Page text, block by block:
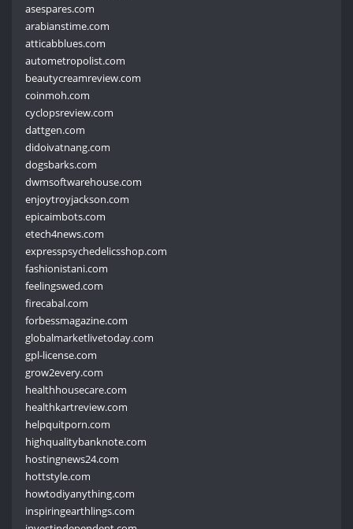
asespares.com
arabianstime.com
atticabblues.com
autometropolist.com
beautycreamreview.com
coinmoh.com
cyclopsreview.com
dattgen.com
didoivatnang.com
dogsbarks.com
dwmsoftwarehouse.com
enjoytroyjackson.com
epicaimbots.com
etech4news.com
expresspsychedelicsshop.com
fashionistani.com
feelingswed.com
firecabal.com
forbessmagazine.com
globalmarketlivetoday.com
gpl-license.com
grow2every.com
healthhousecare.com
healthkartreview.com
helpquitporn.com
highqualitybanknote.com
hostingnews24.com
hottstyle.com
howtodiyanything.com
inspiringearthlings.com